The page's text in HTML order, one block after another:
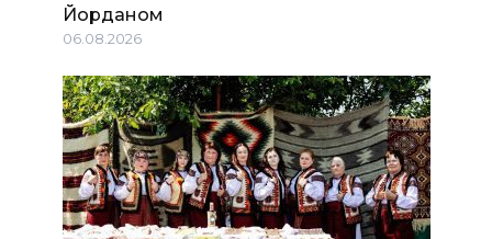
Йорданом
06.08.2026